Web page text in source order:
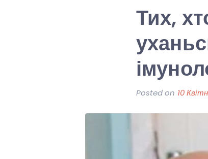
Тих,
Posted on 10